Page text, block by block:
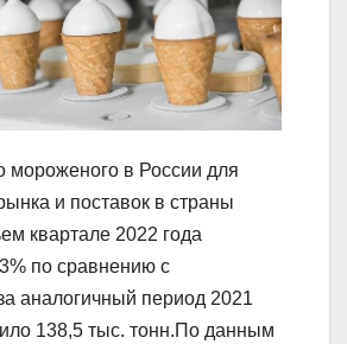
мороженого в России для
и поставок в страны
квартале 2022 года
по сравнению с
аналогичный период 2021
138,5 тыс. тонн.По данным